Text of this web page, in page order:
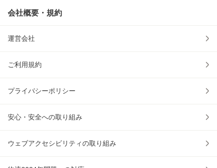
会社概要・規約
運営会社
ご利用規約
プライバシーポリシー
安心・安全への取り組み
ウェブアクセシビリティの取り組み